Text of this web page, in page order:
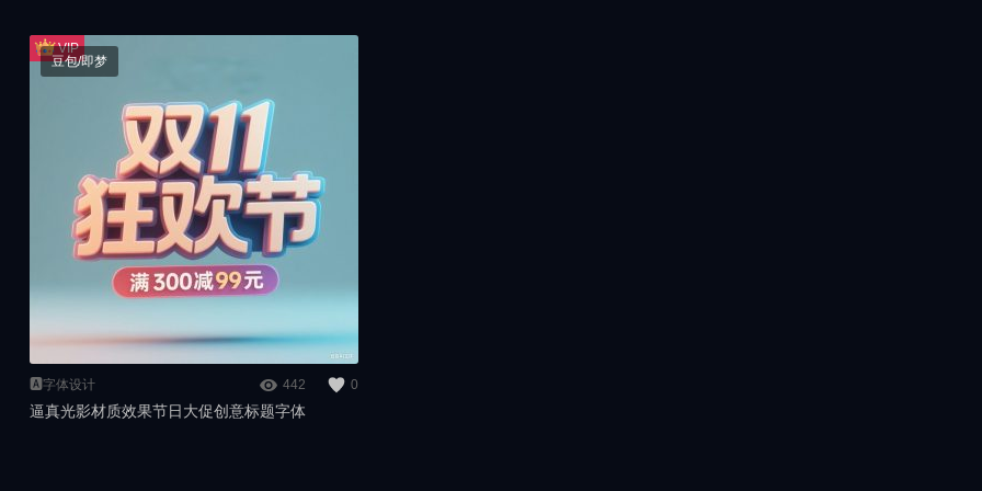
🅰️字体设计 442 0
逼真光影材质效果节日大促创意标题字体
豆包/即梦